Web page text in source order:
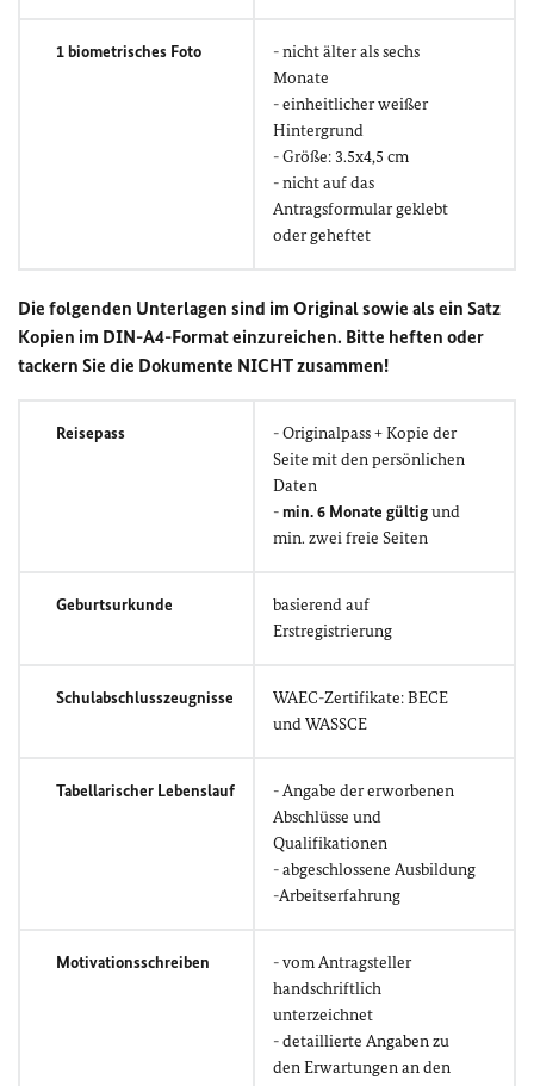
1 biometrisches Foto
- nicht älter als sechs
Monate
- einheitlicher weißer
Hintergrund
- Größe: 3.5x4,5 cm
- nicht auf das
Antragsformular geklebt
oder geheftet
Die folgenden Unterlagen sind im Original sowie als ein Satz
Kopien im DIN-A4-Format einzureichen. Bitte heften oder
tackern Sie die Dokumente NICHT zusammen!
Reisepass
- Originalpass + Kopie der
Seite mit den persönlichen
Daten
-min. 6 Monate gültigund
min. zwei freie Seiten
Geburtsurkunde
basierend auf
Erstregistrierung
Schulabschlusszeugnisse
WAEC-Zertifikate: BECE
und WASSCE
Tabellarischer Lebenslauf
- Angabe der erworbenen
Abschlüsse und
Qualifikationen
- abgeschlossene Ausbildung
-Arbeitserfahrung
Motivationsschreiben
- vom Antragsteller
handschriftlich
unterzeichnet
- detaillierte Angaben zu
den Erwartungen an den